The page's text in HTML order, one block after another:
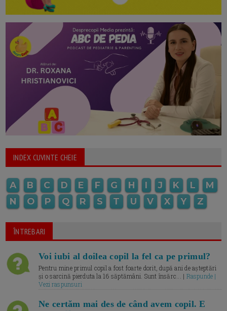
INDEX CUVINTE CHEIE
A B C D E F G H I J K L
M
N
O P Q R S T U V X Y Z
ÎNTREBARI
Voi iubi al doilea copil la fel ca pe primul?
Pentru mine primul copil a fost foarte dorit, după ani de așteptări
și o sarcină pierduta la 16 săptămâni. Sunt însărc... | Raspunde |
Vezi raspunsuri
Ne certăm mai des de când avem copil. E